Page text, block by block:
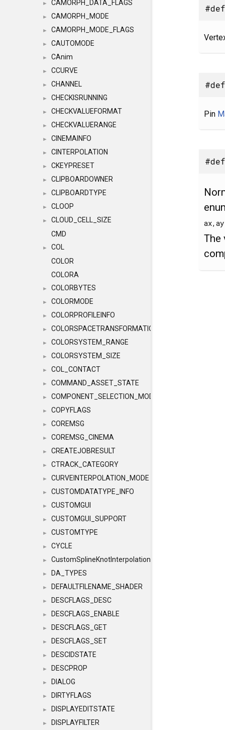
► CAMORPH_DATA_FLAGS
► CAMORPH_MODE
► CAMORPH_MODE_FLAGS
► CAUTOMODE
► CAnim
► CCURVE
► CHANNEL
► CHECKISRUNNING
► CHECKVALUEFORMAT
► CHECKVALUERANGE
► CINEMAINFO
► CINTERPOLATION
► CKEYPRESET
► CLIPBOARDOWNER
► CLIPBOARDTYPE
► CLOOP
►
CLOUD_CELL_SIZE
CMD
►
COL
COLOR
COLORA
► COLORBYTES
► COLORMODE
► COLORPROFILEINFO
► COLORSPACETRANSFORMATION
► COLORSYSTEM_RANGE
► COLORSYSTEM_SIZE
► COL_CONTACT
► COMMAND_ASSET_STATE
► COMPONENT_SELECTION_MODES
► COPYFLAGS
► COREMSG
► COREMSG_CINEMA
► CREATEJOBRESULT
► CTRACK_CATEGORY
► CURVEINTERPOLATION_MODE
► CUSTOMDATATYPE_INFO
► CUSTOMGUI
► CUSTOMGUI_SUPPORT
► CUSTOMTYPE
► CYCLE
► CustomSplineKnotInterpolation
► DA_TYPES
► DEFAULTFILENAME_SHADER
► DESCFLAGS_DESC
► DESCFLAGS_ENABLE
► DESCFLAGS_GET
► DESCFLAGS_SET
► DESCIDSTATE
► DESCPROP
► DIALOG
► DIRTYFLAGS
► DISPLAYEDITSTATE
► DISPLAYFILTER
Pin
The